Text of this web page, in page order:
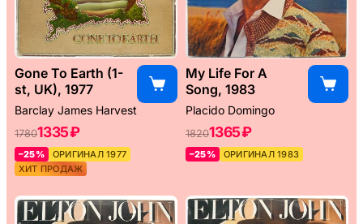
Gone To Earth (1-
st, UK), 1977
Barclay James Harvest
17801335 ₽
–25%
ОРИГИНАЛ 1977
ХИТ ПРОДАЖ
My Life For A
Song, 1983
Placido Domingo
18201365 ₽
–25% ОРИГИНАЛ 1983